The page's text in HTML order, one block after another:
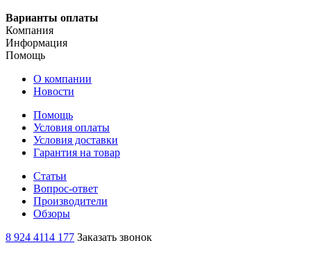
Варианты оплаты
Компания
Информация
Помощь
О компании
Новости
Помощь
Условия оплаты
Условия доставки
Гарантия на товар
Статьи
Вопрос-ответ
Производители
Обзоры
8 924 4114 177 Заказать звонок